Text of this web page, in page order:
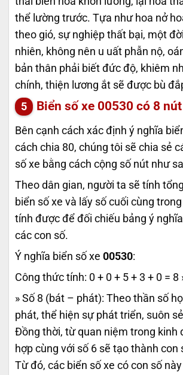
thể lường trước. Tựa như hoa nở
theo gió, sự nghiệp thất bại, một
nhiên, không nên u uất phẫn nộ,
bản thân phải biết đức độ, khiêm
chính, thiện lương ắt sẽ được bù
Biển số xe 00530 có 8 nút
Bên cạnh cách xác định ý nghĩa
cách chia 80, chúng tôi sẽ chia sẻ
số xe bằng cách cộng số nút như
Theo dân gian, người ta sẽ tính
biển số xe và lấy số cuối cùng
tính được để đối chiếu bảng ý
các con số.
Ý nghĩa biển số xe 00530:
Công thức tính: 0 + 0 + 5 + 3 + 0 = 8
» Số 8 (bát – phát): Theo thần số
phát, thể hiện sự phát triển, suôn
Đồng thời, từ quan niệm trong kinh
hợp cùng với số 6 sẽ tạo thành con
Từ đó, các biển số xe có con số